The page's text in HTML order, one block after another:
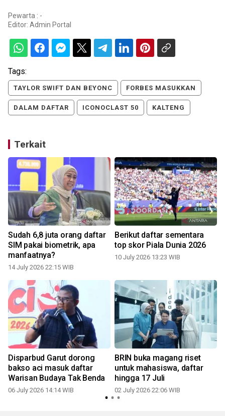
Pewarta : -
Editor: Admin Portal
Tags:
TAYLOR SWIFT DAN BEYONC FORBES MASUKKAN
DALAM DAFTAR ICONOCLAST 50 KALTENG
Terkait
Sudah 6,8 juta orang daftar
SIM pakai biometrik, apa
manfaatnya?
14 July 2026 22:15 WIB
Berikut daftar sementara
top skor Piala Dunia 2026
10 July 2026 13:23 WIB
Disparbud Garut dorong
bakso aci masuk daftar
Warisan Budaya Tak Benda
06 July 2026 14:14 WIB
BRIN buka magang riset
untuk mahasiswa, daftar
hingga 17 Juli
02 July 2026 22:06 WIB